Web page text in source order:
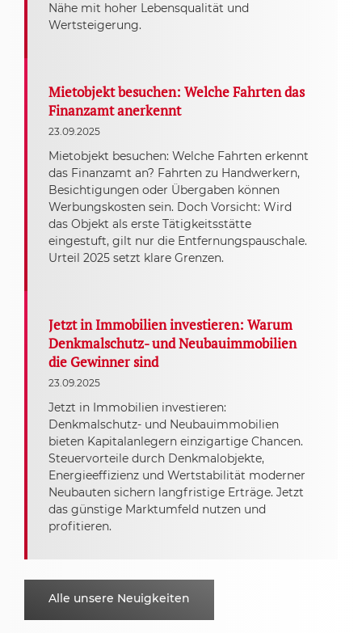
Nähe mit hoher Lebensqualität und
Wertsteigerung.
Mietobjekt besuchen: Welche Fahrten das
Finanzamt anerkennt
23.09.2025
Mietobjekt besuchen: Welche Fahrten erkennt
das Finanzamt an? Fahrten zu Handwerkern,
Besichtigungen oder Übergaben können
Werbungskosten sein. Doch Vorsicht: Wird
das Objekt als erste Tätigkeitsstätte
eingestuft, gilt nur die Entfernungspauschale.
Urteil 2025 setzt klare Grenzen.
Jetzt in Immobilien investieren: Warum
Denkmalschutz- und Neubauimmobilien
die Gewinner sind
23.09.2025
Jetzt in Immobilien investieren:
Denkmalschutz- und Neubauimmobilien
bieten Kapitalanlegern einzigartige Chancen.
Steuervorteile durch Denkmalobjekte,
Energieeffizienz und Wertstabilität moderner
Neubauten sichern langfristige Erträge. Jetzt
das günstige Marktumfeld nutzen und
profitieren.
Alle unsere Neuigkeiten